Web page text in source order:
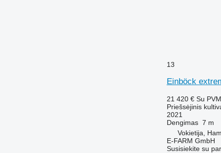
13
Einböck
21 420 € Su PVM
Priešsėjinis
2021
Dengimas 7 m
Vokietija,
E-FARM GmbH
Susisiekite su